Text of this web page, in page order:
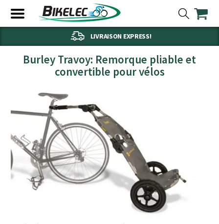
LIVRAISON EXPRESS!
Burley Travoy: Remorque pliable et
convertible pour vélos